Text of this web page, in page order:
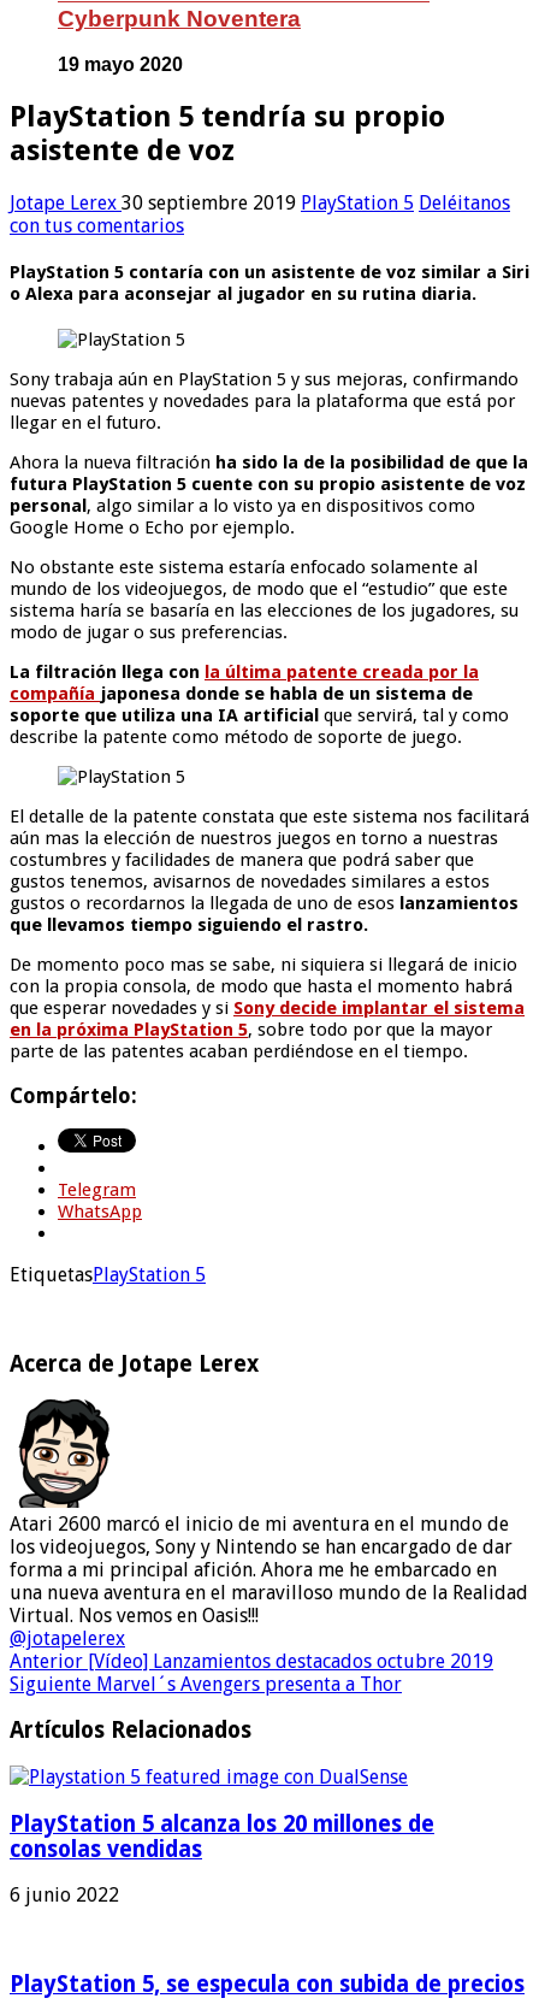
Cyberpunk Noventera
19 mayo 2020
PlayStation 5 tendría su propio
asistente de voz
Jotape Lerex 30 septiembre 2019 PlayStation 5 Deléitanos
con tus comentarios
PlayStation 5 contaría con un asistente de voz similar a Siri
o Alexa para aconsejar al jugador en su rutina diaria.
Sony trabaja aún en PlayStation 5 y sus mejoras, confirmando
nuevas patentes y novedades para la plataforma que está por
llegar en el futuro.
Ahora la nueva filtración ha sido la de la posibilidad de que la
futura PlayStation 5 cuente con su propio asistente de voz
personal, algo similar a lo visto ya en dispositivos como
Google Home o Echo por ejemplo.
No obstante este sistema estaría enfocado solamente al
mundo de los videojuegos, de modo que el “estudio” que este
sistema haría se basaría en las elecciones de los jugadores, su
modo de jugar o sus preferencias.
La filtración llega con la última patente creada por la
compañía japonesa donde se habla de un sistema de
soporte que utiliza una IA artificial que servirá, tal y como
describe la patente como método de soporte de juego.
El detalle de la patente constata que este sistema nos facilitará
aún mas la elección de nuestros juegos en torno a nuestras
costumbres y facilidades de manera que podrá saber que
gustos tenemos, avisarnos de novedades similares a estos
gustos o recordarnos la llegada de uno de esos lanzamientos
que llevamos tiempo siguiendo el rastro.
De momento poco mas se sabe, ni siquiera si llegará de inicio
con la propia consola, de modo que hasta el momento habrá
que esperar novedades y si Sony decide implantar el sistema
en la próxima PlayStation 5, sobre todo por que la mayor
parte de las patentes acaban perdiéndose en el tiempo.
Compártelo:
Telegram
WhatsApp
EtiquetasPlayStation 5
Acerca de Jotape Lerex
Atari 2600 marcó el inicio de mi aventura en el mundo de
los videojuegos, Sony y Nintendo se han encargado de dar
forma a mi principal afición. Ahora me he embarcado en
una nueva aventura en el maravilloso mundo de la Realidad
Virtual. Nos vemos en Oasis!!!
@jotapelerex
Anterior [Vídeo] Lanzamientos destacados octubre 2019
Siguiente Marvel´s Avengers presenta a Thor
Artículos Relacionados
PlayStation 5 alcanza los 20 millones de
consolas vendidas
6 junio 2022
PlayStation 5, se especula con subida de precios